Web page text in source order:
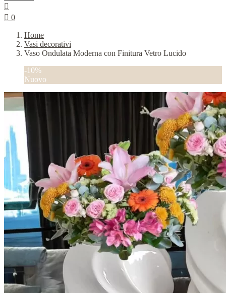

 0
Home
Vasi decorativi
Vaso Ondulata Moderna con Finitura Vetro Lucido
-10%
Nuovo